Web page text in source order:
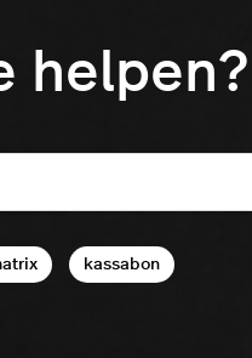
helpen?
kassabon